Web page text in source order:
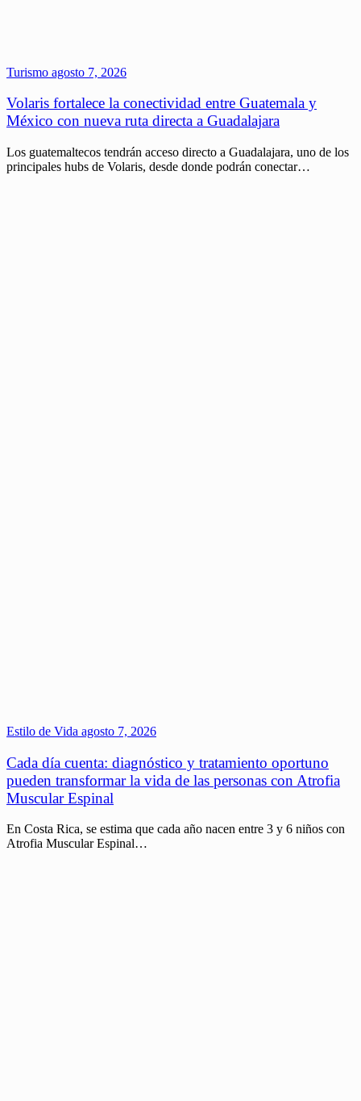
Turismo agosto 7, 2026
Volaris fortalece la conectividad entre Guatemala y
México con nueva ruta directa a Guadalajara
Los guatemaltecos tendrán acceso directo a Guadalajara, uno de los
principales hubs de Volaris, desde donde podrán conectar…
Estilo de Vida agosto 7, 2026
Cada día cuenta: diagnóstico y tratamiento oportuno
pueden transformar la vida de las personas con Atrofia
Muscular Espinal
En Costa Rica, se estima que cada año nacen entre 3 y 6 niños con
Atrofia Muscular Espinal…